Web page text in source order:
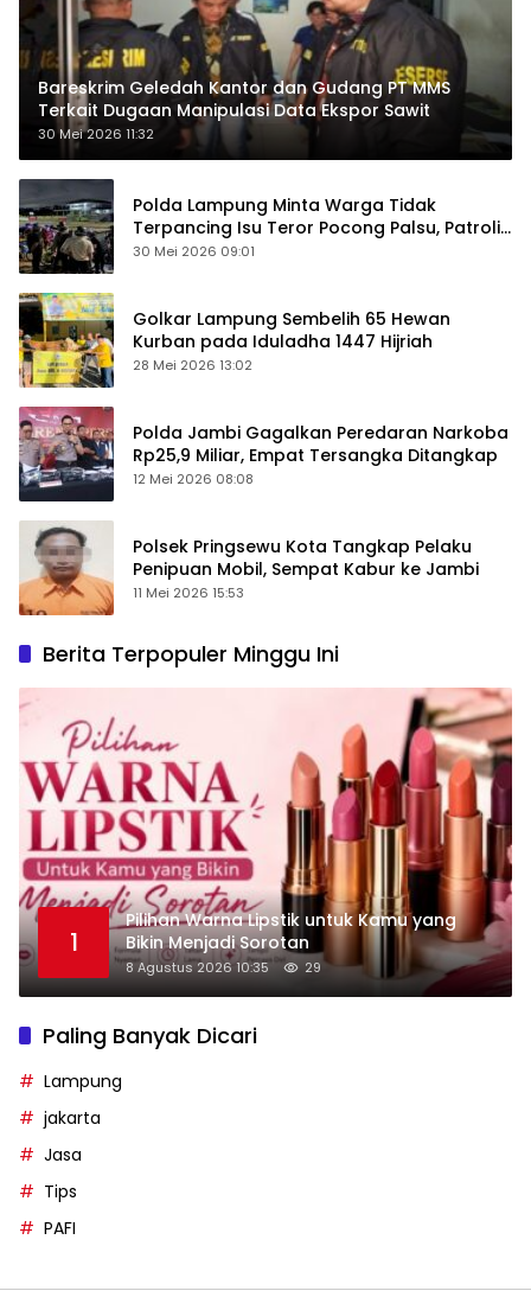
Bareskrim Geledah Kantor dan Gudang PT MMS
Terkait Dugaan Manipulasi Data Ekspor Sawit
30 Mei 2026 11:32
Polda Lampung Minta Warga Tidak
Terpancing Isu Teror Pocong Palsu, Patroli
Keamanan Ditingkatkan
30 Mei 2026 09:01
Golkar Lampung Sembelih 65 Hewan
Kurban pada Iduladha 1447 Hijriah
28 Mei 2026 13:02
Polda Jambi Gagalkan Peredaran Narkoba
Rp25,9 Miliar, Empat Tersangka Ditangkap
12 Mei 2026 08:08
Polsek Pringsewu Kota Tangkap Pelaku
Penipuan Mobil, Sempat Kabur ke Jambi
11 Mei 2026 15:53
Berita Terpopuler Minggu Ini
1
Pilihan Warna Lipstik untuk Kamu yang
Bikin Menjadi Sorotan
8 Agustus 2026 10:35 29
Paling Banyak Dicari
Lampung
jakarta
Jasa
Tips
PAFI